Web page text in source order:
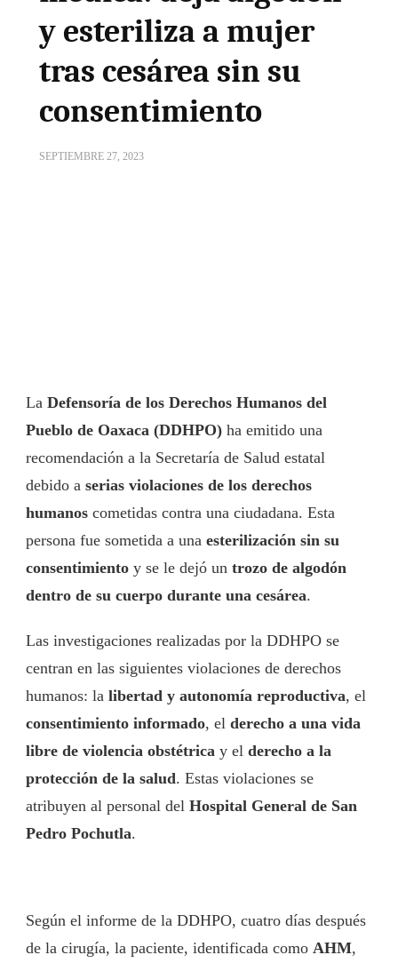
y esteriliza a mujer
tras cesárea sin su
consentimiento
SEPTIEMBRE 27, 2023
La Defensoría de los Derechos Humanos del
Pueblo de Oaxaca (DDHPO) ha emitido una
recomendación a la Secretaría de Salud estatal
debido a serias violaciones de los derechos
humanos cometidas contra una ciudadana. Esta
persona fue sometida a una esterilización sin su
consentimiento y se le dejó un trozo de algodón
dentro de su cuerpo durante una cesárea.
Las investigaciones realizadas por la DDHPO se
centran en las siguientes violaciones de derechos
humanos: la libertad y autonomía reproductiva, el
consentimiento informado, el derecho a una vida
libre de violencia obstétrica y el derecho a la
protección de la salud. Estas violaciones se
atribuyen al personal del Hospital General de San
Pedro Pochutla.
Según el informe de la DDHPO, cuatro días después
de la cirugía, la paciente, identificada como AHM,